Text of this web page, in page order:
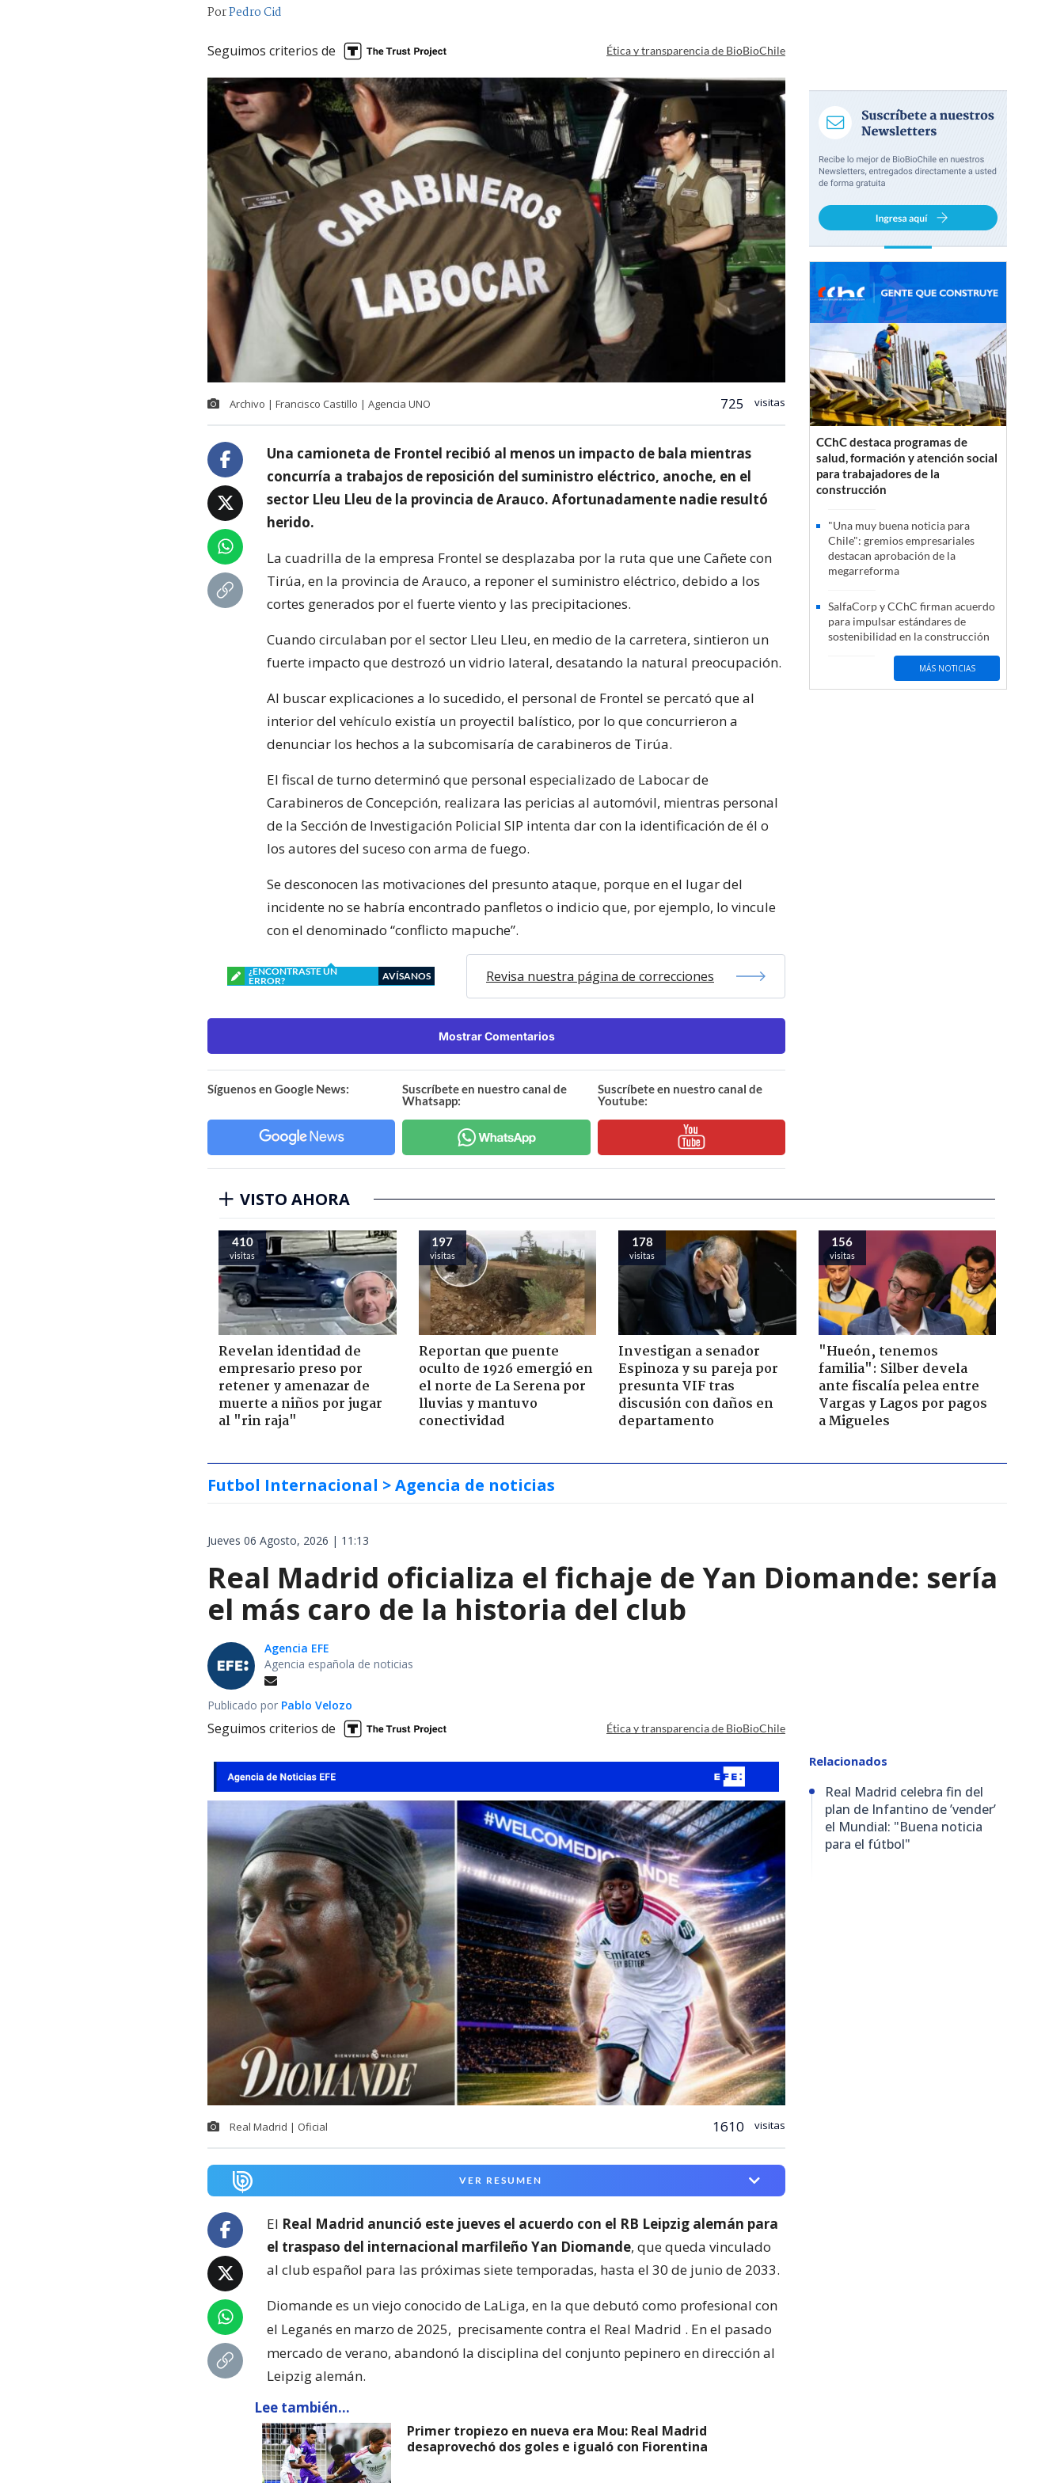
PorPedro Cid
Seguimos criterios de Ética y transparencia de BioBioChile
Archivo | Francisco Castillo | Agencia UNO 725 visitas
Una camioneta de Frontel recibió al menos un impacto de bala mientras
concurría a trabajos de reposición del suministro eléctrico, anoche, en el
sector Lleu Lleu de la provincia de Arauco. Afortunadamente nadie resultó
herido.
La cuadrilla de la empresa Frontel se desplazaba por la ruta que une Cañete con
Tirúa, en la provincia de Arauco, a reponer el suministro eléctrico, debido a los
cortes generados por el fuerte viento y las precipitaciones.
Cuando circulaban por el sector Lleu Lleu, en medio de la carretera, sintieron un
fuerte impacto que destrozó un vidrio lateral, desatando la natural preocupación.
Al buscar explicaciones a lo sucedido, el personal de Frontel se percató que al
interior del vehículo existía un proyectil balístico, por lo que concurrieron a
denunciar los hechos a la subcomisaría de carabineros de Tirúa.
El fiscal de turno determinó que personal especializado de Labocar de
Carabineros de Concepción, realizara las pericias al automóvil, mientras personal
de la Sección de Investigación Policial SIP intenta dar con la identificación de él o
los autores del suceso con arma de fuego.
Se desconocen las motivaciones del presunto ataque, porque en el lugar del
incidente no se habría encontrado panfletos o indicio que, por ejemplo, lo vincule
con el denominado “conflicto mapuche”.
¿ENCONTRASTE UN
ERROR?
AVÍSANOS Revisa nuestra página de correcciones
Mostrar Comentarios
Síguenos en Google News:
Suscríbete en nuestro canal de
Whatsapp:
Suscríbete en nuestro canal de
Youtube:
CChC destaca programas de
salud, formación y atención social
para trabajadores de la
construcción
"Una muy buena noticia para
Chile": gremios empresariales
destacan aprobación de la
megarreforma
SalfaCorp y CChC firman acuerdo
para impulsar estándares de
sostenibilidad en la construcción
MÁS NOTICIAS
VISTO AHORA
410
visitas
Revelan identidad de
empresario preso por
retener y amenazar de
muerte a niños por jugar
al "rin raja"
197
visitas
Reportan que puente
oculto de 1926 emergió en
el norte de La Serena por
lluvias y mantuvo
conectividad
178
visitas
Investigan a senador
Espinoza y su pareja por
presunta VIF tras
discusión con daños en
departamento
156
visitas
"Hueón, tenemos
familia": Silber devela
ante fiscalía pelea entre
Vargas y Lagos por pagos
a Migueles
Futbol Internacional > Agencia de noticias
Jueves 06 Agosto, 2026 | 11:13
Real Madrid oficializa el fichaje de Yan Diomande: sería
el más caro de la historia del club
Agencia EFE
Agencia española de noticias
Publicado por Pablo Velozo
Seguimos criterios de Ética y transparencia de BioBioChile
Real Madrid | Oficial 1610 visitas
VER RESUMEN
El Real Madrid anunció este jueves el acuerdo con el RB Leipzig alemán para
el traspaso del internacional marfileño Yan Diomande, que queda vinculado
al club español para las próximas siete temporadas, hasta el 30 de junio de 2033.
Diomande es un viejo conocido de LaLiga, en la que debutó como profesional con
el Leganés en marzo de 2025, precisamente contra el Real Madrid . En el pasado
mercado de verano, abandonó la disciplina del conjunto pepinero en dirección al
Leipzig alemán.
Lee también...
Primer tropiezo en nueva era Mou: Real Madrid
desaprovechó dos goles e igualó con Fiorentina
Relacionados
Real Madrid celebra fin del
plan de Infantino de ’vender’
el Mundial: "Buena noticia
para el fútbol"